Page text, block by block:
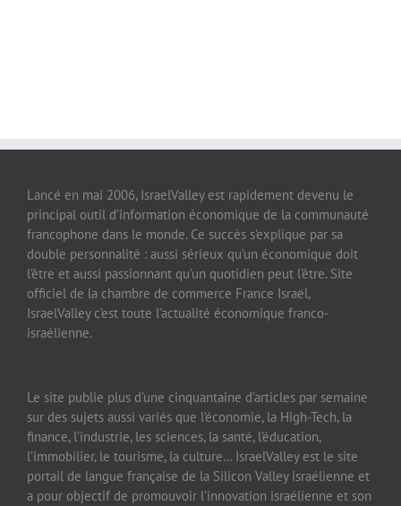
Lancé en mai 2006, IsraelValley est rapidement devenu le
principal outil d’information économique de la communauté
francophone dans le monde. Ce succès s’explique par sa
double personnalité : aussi sérieux qu’un économique doit
l’être et aussi passionnant qu’un quotidien peut l’être. Site
officiel de la chambre de commerce France Israël,
IsraelValley c’est toute l’actualité économique franco-
israélienne.
Le site publie plus d’une cinquantaine d’articles par semaine
sur des sujets aussi variés que l’économie, la High-Tech, la
finance, l’industrie, les sciences, la santé, l’éducation,
l’immobilier, le tourisme, la culture… IsraelValley est le site
portail de langue française de la Silicon Valley israélienne et
a pour objectif de promouvoir l’innovation israélienne et son